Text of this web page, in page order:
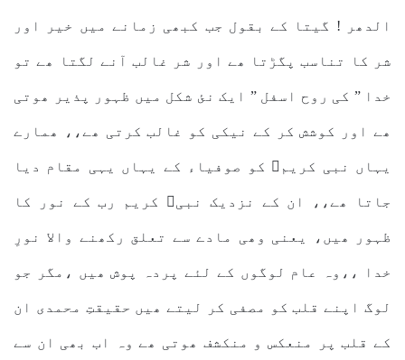
الدھر ! گیتا کے بقول جب کبھی زمانے میں خیر اور
شر کا تناسب پگڑتا ھے اور شر غالب آنے لگتا ھے تو
خدا ” کی روح اسفل ” ایک نئ شکل میں ظہور پذیر ھوتی
ھے اور کوشش کر کے نیکی کو غالب کرتی ھے،، ھمارے
یہاں نبی کریمﷺ کو صوفیاء کے یہاں یہی مقام دیا
جاتا ھے،، ان کے نزدیک نبیﷺ کریم رب کے نور کا
ظہور ھیں، یعنی وھی مادے سے تعلق رکھنے والا نورِ
خدا ،،وہ عام لوگوں کے لئے پردہ پوش ھیں ،مگر جو
لوگ اپنے قلب کو مصفی کر لیتے ھیں حقیقتِ محمدی ان
کے قلب پر منعکس و منکشف ھوتی ھے وہ اب بھی ان سے